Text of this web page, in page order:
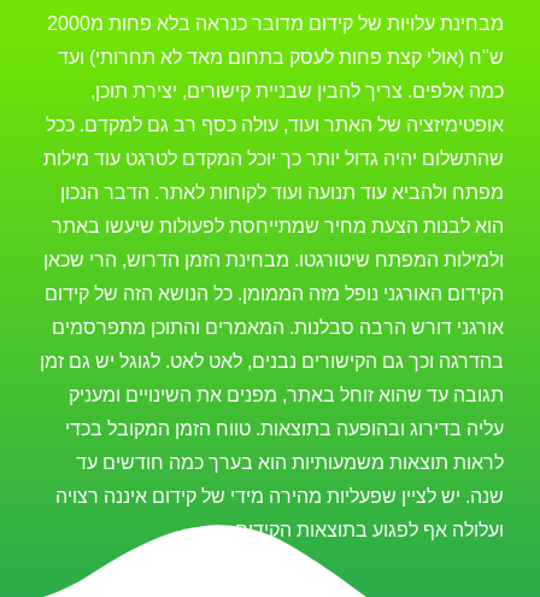
מבחינת עלויות של קידום מדובר כנראה בלא פחות מ2000
ש"ח (אולי קצת פחות לעסק בתחום מאד לא תחרותי) ועד
כמה אלפים. צריך להבין שבניית קישורים, יצירת תוכן,
אופטימיזציה של האתר ועוד, עולה כסף רב גם למקדם. ככל
שהתשלום יהיה גדול יותר כך יוכל המקדם לטרגט עוד מילות
מפתח ולהביא עוד תנועה ועוד לקוחות לאתר. הדבר הנכון
הוא לבנות הצעת מחיר שמתייחסת לפעולות שיעשו באתר
ולמילות המפתח שיטורגטו. מבחינת הזמן הדרוש, הרי שכאן
הקידום האורגני נופל מזה הממומן. כל הנושא הזה של קידום
אורגני דורש הרבה סבלנות. המאמרים והתוכן מתפרסמים
בהדרגה וכך גם הקישורים נבנים, לאט לאט. לגוגל יש גם זמן
תגובה עד שהוא זוחל באתר, מפנים את השינויים ומעניק
עליה בדירוג ובהופעה בתוצאות. טווח הזמן המקובל בכדי
לראות תוצאות משמעותיות הוא בערך כמה חודשים עד
שנה. יש לציין שפעליות מהירה מידי של קידום איננה רצויה
ועלולה אף לפגוע בתוצאות הקידום.